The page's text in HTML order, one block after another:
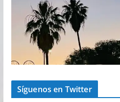
Síguenos en Twitter